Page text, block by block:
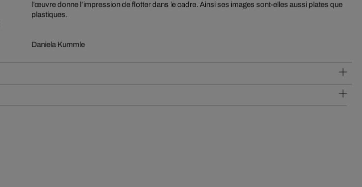
l’œuvre donne l’impression de flotter dans le cadre. Ainsi ses images sont-elles aussi plates que
plastiques.
Daniela Kummle